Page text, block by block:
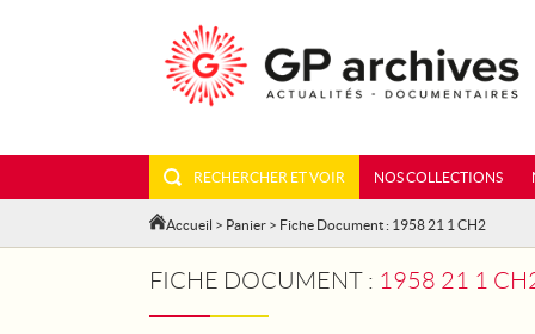
RECHERCHER ET VOIR NOS COLLECTIONS
Accueil > Panier > Fiche Document : 1958 21 1 CH2
FICHE DOCUMENT : 1958 21 1